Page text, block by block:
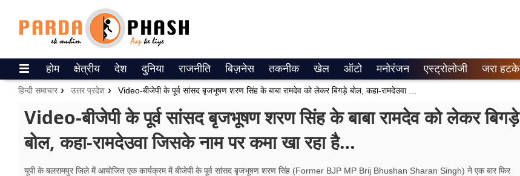
ePaper
वेब स्टोरीज
उत्तर प्रदेश
गैलरी
होम क्षेत्रीय देश दुनिया राजनीति बिज़नेस तकनीक खेल ऑटो मनोरंजन एस्ट्रोलोजी जरा हटके
हिन्दी समाचार उत्तर प्रदेश
Video-बीजेपी के पूर्व सांसद बृजभूषण शरण सिंह के बाबा रामदेव को लेकर बिगड़े
बोल, कहा-रामदेउवा जिसके नाम पर कमा खा रहा है…
यूपी के बलरामपु​र जिले में आयोजित एक कार्यक्रम में बीजेपी के पूर्व सांसद बृजभूषण शरण सिंह (Former BJP MP Brij Bhushan Sharan Singh) ने एक बार फिर